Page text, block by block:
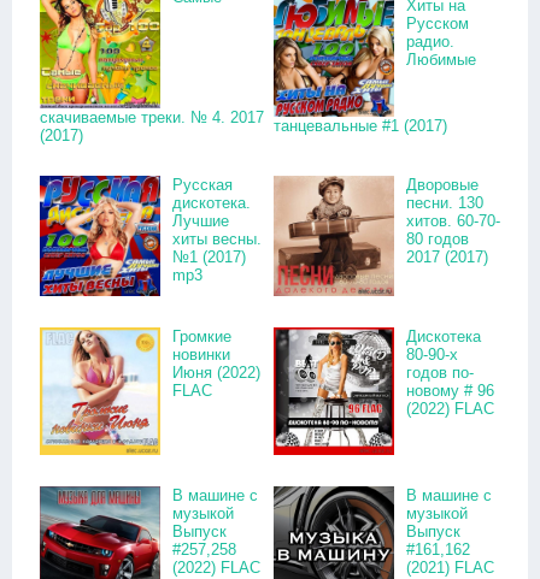
скачиваемые треки. № 4. 2017
(2017)
Хиты на
Русском
радио.
Любимые
танцевальные #1 (2017)
Русская
дискотека.
Лучшие
хиты весны.
№1 (2017)
mp3
Дворовые
песни. 130
хитов. 60-70-
80 годов
2017 (2017)
Громкие
новинки
Июня (2022)
FLAC
Дискотека
80-90-х
годов по-
новому # 96
(2022) FLAC
В машине с
музыкой
Выпуск
#257,258
(2022) FLAC
В машине с
музыкой
Выпуск
#161,162
(2021) FLAC